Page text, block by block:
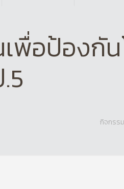
พื่อป้องกั
กิจกรร